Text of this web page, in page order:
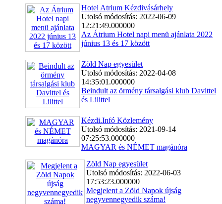
Hotel Atrium Kézdivásárhely
Utolsó módosítás: 2022-06-09
12:21:49.000000
Az Átrium Hotel napi menü ajánlata 2022
június 13 és 17 között
Zöld Nap egyesület
Utolsó módosítás: 2022-04-08
14:35:01.000000
Beindult az örmény társalgási klub Davittel
és Lilittel
Kézdi.Infó Közlemény
Utolsó módosítás: 2021-09-14
07:25:53.000000
MAGYAR és NÉMET magánóra
Zöld Nap egyesület
Utolsó módosítás: 2022-06-03
17:53:23.000000
Megjelent a Zöld Napok újság
negyvennegyedik száma!